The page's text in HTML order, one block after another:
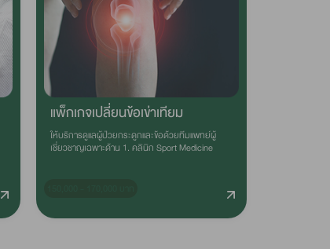
แพ็กเกจเปลี่ยนข้อเข่าเทียม
ให้บริการดูแลผู้ป่วยกระดูกและข้อด้วยทีมแพทย์ผู้
เชี่ยวชาญเฉพาะด้าน 1. คลินิก Sport Medicine